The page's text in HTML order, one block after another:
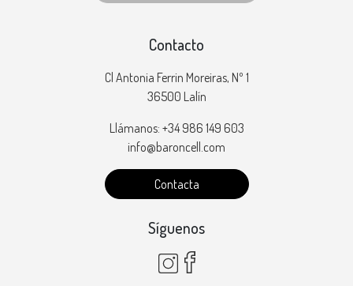
Contacto
Cl Antonia Ferrin Moreiras, Nº 1
36500 Lalín
Llámanos: +34 986 149 603
info@baroncell.com
Contacta
Síguenos